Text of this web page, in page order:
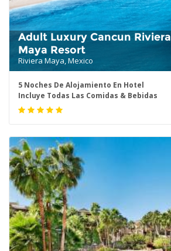
Adult Luxury Cancun Riviera
Maya Resort
Riviera Maya, Mexico
5 Noches De Alojamiento En Hotel
Incluye Todas Las Comidas & Bebidas